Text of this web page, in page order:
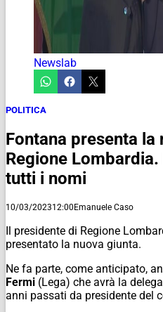
Newslab
POLITICA
Fontana presenta la
Regione
tutti i nomi
10/03/202312:00Emanuele Caso
Il presidente di Regione
presentato la nuova giunta.
Ne fa parte, come anticipato,
Fermi (Lega) che avrà la
anni passati da presidente del